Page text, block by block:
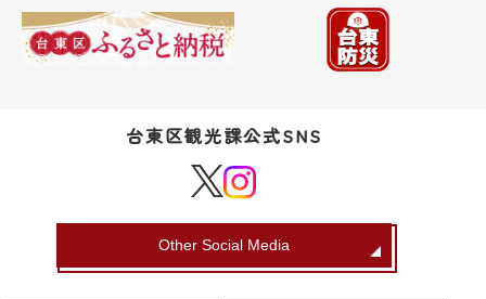
台東区観光課公式SNS
Other Social Media